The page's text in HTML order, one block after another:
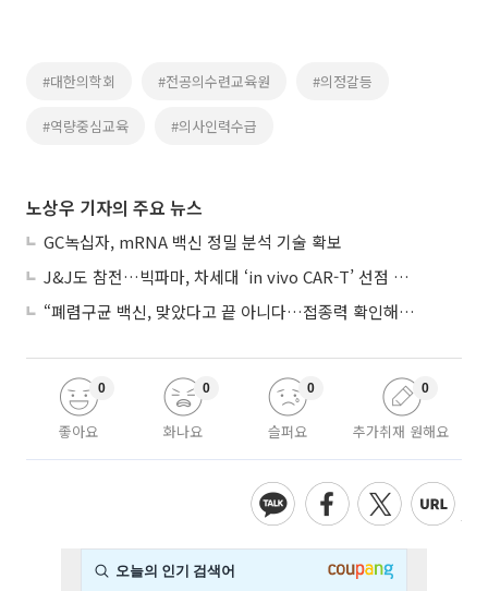
#대한의학회 #전공의수련교육원 #의정갈등
#역량중심교육 #의사인력수급
노상우 기자의 주요 뉴스
GC녹십자, mRNA 백신 정밀 분석 기술 확보
J&J도 참전…빅파마, 차세대 ‘in vivo CAR-T’ 선점 경쟁 본격화
“폐렴구균 백신, 맞았다고 끝 아니다…접종력 확인해야”
좋아요
0
화나요
0
슬퍼요
0
추가취재 원해요
0